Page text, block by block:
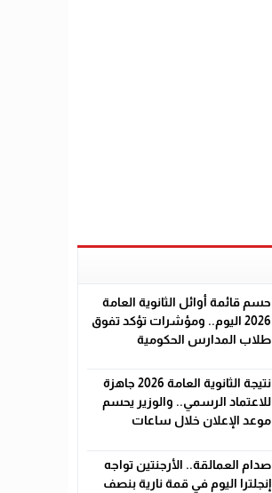
حسم قائمة أوائل الثانوية العامة
2026 اليوم.. ومؤشرات تؤكد تفوق
طلاب المدارس الحكومية
نتيجة الثانوية العامة 2026 جاهزة
للاعتماد الرسمي.. والوزير يحسم
موعد الإعلان خلال ساعات
صدام العمالقة.. الأرجنتين تواجه
إنجلترا اليوم في قمة نارية بنصف